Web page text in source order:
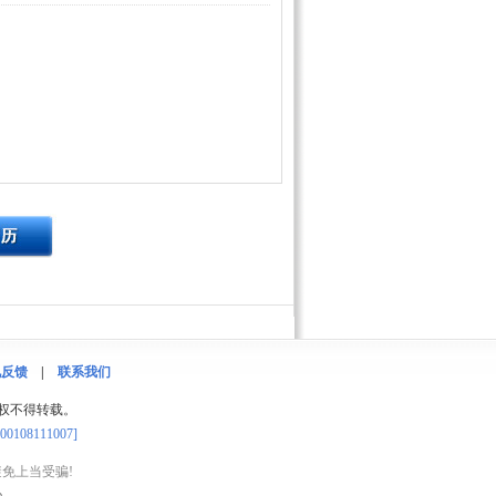
馈 联系我们
不得转载。
上当受骗!